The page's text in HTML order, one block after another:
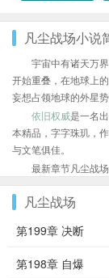
凡尘战场小说
宇宙中有诸天万
开始重叠，在地球上
妄想占领地球的外星
依旧权威是一名
本精品，字字珠玑，
与文笔俱佳。
最新章节凡尘战
凡尘战场
第199章 决断
第198章 自爆